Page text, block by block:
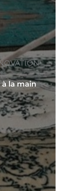
la main